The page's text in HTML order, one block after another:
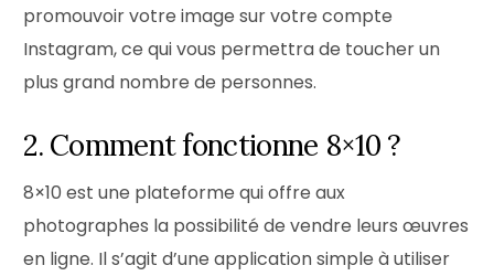
promouvoir votre image sur votre compte
Instagram, ce qui vous permettra de toucher un
plus grand nombre de personnes.
2. Comment fonctionne 8×10 ?
8×10 est une plateforme qui offre aux
photographes la possibilité de vendre leurs œuvres
en ligne. Il s’agit d’une application simple à utiliser